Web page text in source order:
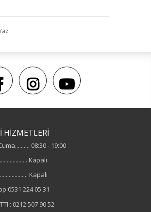
HİZMETLERİ
08:30 - 19:00
Kapalı
Kapalı
0531 224 05 31
: 0212 507 90 52